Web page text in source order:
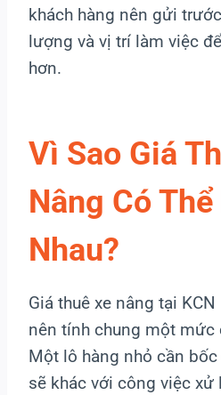
khách hàng nên gửi
lượng và vị trí làm việc
hơn.
Vì Sao Giá
Nâng Có
Nhau?
Giá thuê xe nâng tại
nên tính chung một mức
Một lô hàng nhỏ cần
sẽ khác với công việc xử